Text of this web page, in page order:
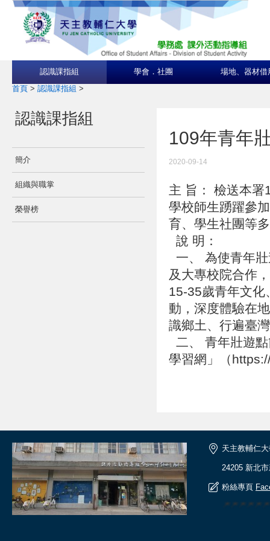
認識課指組 學會．社團 場地、器材借
首頁 > 認識課指組 >
認識課指組
簡介
組織與職掌
榮譽榜
109年青年
2020-09-14
主 旨： 檢送本署
學校師生踴躍參
育、學生社團等
說 明：
一、 為使青年
及大專校院合作
15-35歲青年文化
動，深度體驗在
識鄉土、行遍臺
二、 青年壯遊
學習網」（
天主教輔仁
24205 新北
粉絲專頁